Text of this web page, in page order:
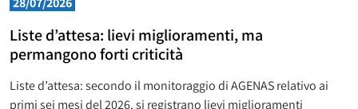
Liste d’attesa: lievi miglioramenti, ma
permangono forti criticità
Liste d’attesa: secondo il monitoraggio di AGENAS relativo ai
primi sei mesi del 2026, si registrano lievi miglioramenti